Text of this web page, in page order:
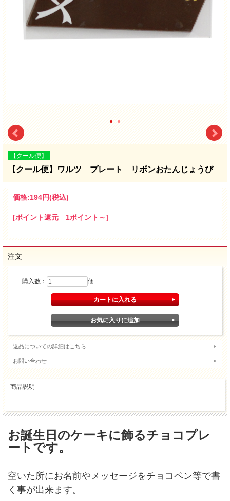
【クール便】
【クール便】ワルツ プレート リボンおたんじょうび
価格:194円(税込)
[ポイント還元 1ポイント～]
注文
購入数： 個
返品についての詳細はこちら
お問い合わせ
商品説明
お誕生日のケーキに飾るチョコプレ
ートです。
空いた所にお名前やメッセージをチョコペン等で書
く事が出来ます。